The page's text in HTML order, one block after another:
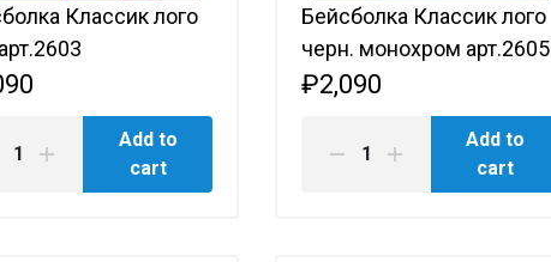
Классик лого
Add to
cart
Бейсболка Классик лого
черн. монохром арт.2605
₽2,090
Add to
cart